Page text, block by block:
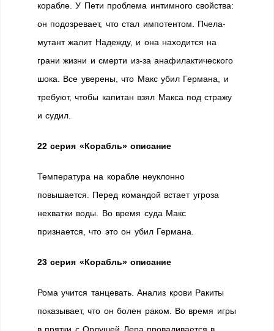
корабле. У Пети проблема интимного свойства:
он подозревает, что стал импотентом. Пчела-
мутант жалит Надежду, и она находится на
грани жизни и смерти из-за анафилактического
шока. Все уверены, что Макс убил Германа, и
требуют, чтобы капитан взял Макса под стражу
и судил.
22 серия «Корабль» описание
Температура на корабле неуклонно
повышается. Перед командой встает угроза
нехватки воды. Во время суда Макс
признается, что это он убил Германа.
23 серия «Корабль» описание
Рома учится танцевать. Анализ крови Ракиты
показывает, что он болен раком. Во время игры